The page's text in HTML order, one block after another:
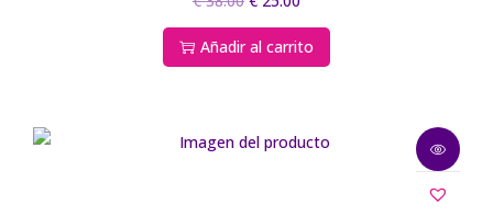
Añadir al carrito